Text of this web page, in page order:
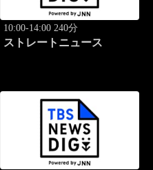
10:00-14:00 240分
ストレートニュース